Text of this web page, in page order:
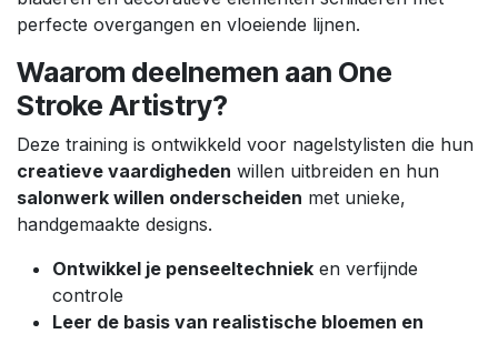
perfecte overgangen en vloeiende lijnen.
Waarom deelnemen aan One
Stroke Artistry?
Deze training is ontwikkeld voor nagelstylisten die hun
creatieve vaardigheden willen uitbreiden en hun
salonwerk willen onderscheiden met unieke,
handgemaakte designs.
Ontwikkel je penseeltechniek en verfijnde
controle
Leer de basis van realistische bloemen en